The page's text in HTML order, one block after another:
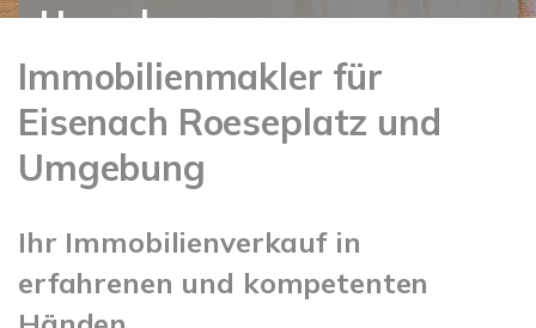
Umgebung
Immobilienmakler für
Eisenach Roeseplatz und
Umgebung
Ihr Immobilienverkauf in
erfahrenen und kompetenten